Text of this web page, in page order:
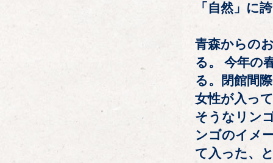
「自然」に
青森からの
る。 今年の
る。閉館間
女性が入っ
そうなリン
ンゴのイメ
て入った、